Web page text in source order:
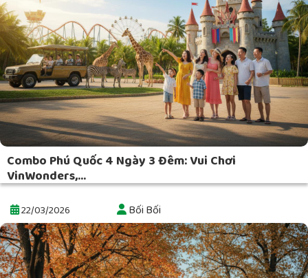
7 mẹo vặt khi đến Singapore
11/06/2019 Bối Bối
Combo Phú Quốc 4 Ngày 3 Đêm: Vui Chơi
VinWonders,...
22/03/2026 Bối Bối